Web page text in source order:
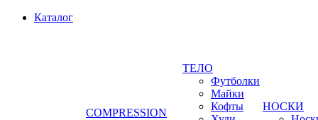
Каталог
COMPRESSION
ТЕЛО
Футболки
Майки
Кофты
НОСКИ